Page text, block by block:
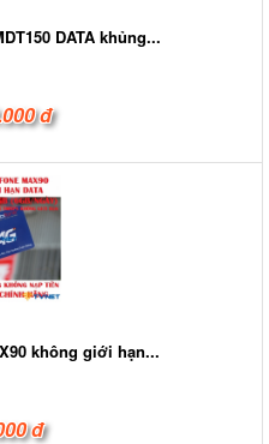
DATA khủng...
đ
không giới hạn...
đ